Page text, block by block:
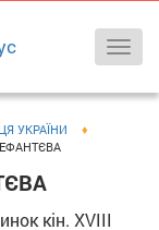
УКРАЇНИ
♦
кін. XVIII